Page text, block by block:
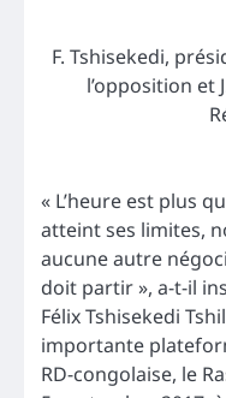
F. Tshisekedi,
l’opposition et
« L’heure est plus
atteint ses limites,
aucune autre
doit partir », a-t-il
Félix Tshisekedi
importante
RD-congolaise, le